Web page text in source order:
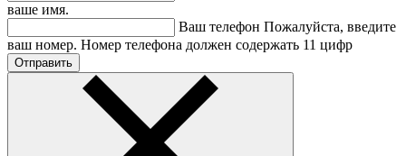
ваше имя.
Ваш телефон Пожалуйста, введите
ваш номер. Номер телефона должен содержать 11 цифр